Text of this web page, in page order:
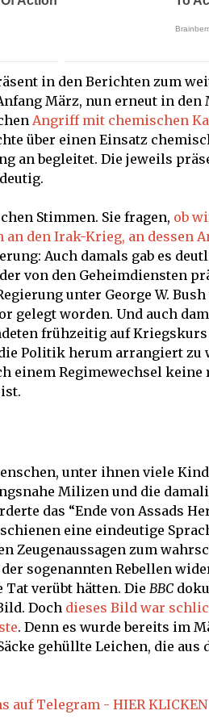
in den Berichten zum
März, nun erneut in den
Angriff mit chemischen
über einen Einsatz
an begleitet. Die jeweils
Stimmen. Sie fragen, ob
den Irak-Krieg, an dessen
Auch damals gab es
von den Geheimdiensten
unter George W.
gelegt worden. Und auch
frühzeitig auf Kriegskurs
Politik herum arrangiert zu
einem Regimewechsel
unter ihnen viele
Milizen und die
das “Ende von Assads
eine eindeutige
Zeugenaussagen zum
sogenannten Rebellen
verübt hätten. Die BBC
Doch dieses Bild war
. Denn es wurde bereits im
gehüllte Leichen, die aus
auf Telegram - HIER KLICKEN